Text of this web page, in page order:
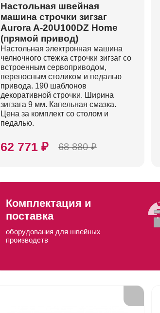
Настольная швейная
машина строчки зигзаг
Aurora A-20U100DZ Home
(прямой привод)
Настольная электронная машина
челночного стежка строчки зигзаг со
встроенным сервоприводом,
переносным столиком и педалью
привода. 190 шаблонов
декоративной строчки. Ширина
зигзага 9 мм. Капельная смазка.
Цена за комплект со столом и
педалью.
62 771 ₽ 68 880 ₽
Комплектация и
поставка
оборудования для швейных
производств